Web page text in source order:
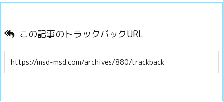
この記事のトラックバックURL